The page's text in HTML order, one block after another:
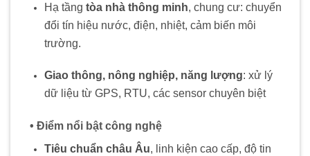
Hạ tầng tòa nhà thông minh, chung cư: chuyển
đổi tín hiệu nước, điện, nhiệt, cảm biến môi
trường.
Giao thông, nông nghiệp, năng lượng: xử lý
dữ liệu từ GPS, RTU, các sensor chuyên biệt
• Điểm nổi bật công nghệ
Tiêu chuẩn châu Âu, linh kiện cao cấp, độ tin